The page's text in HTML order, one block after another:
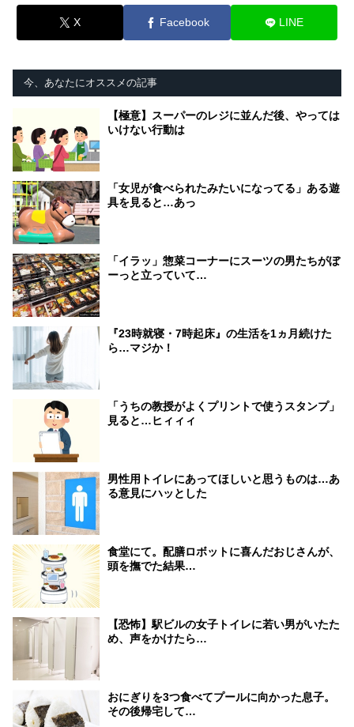
X Facebook LINE
今、あなたにオススメの記事
【極意】スーパーのレジに並んだ後、やっては
いけない行動は
「女児が食べられたみたいになってる」ある遊
具を見ると…あっ
「イラッ」惣菜コーナーにスーツの男たちがぼ
ーっと立っていて…
『23時就寝・7時起床』の生活を1ヵ月続けた
ら…マジか！
「うちの教授がよくプリントで使うスタンプ」
見ると…ヒィィィ
男性用トイレにあってほしいと思うものは…あ
る意見にハッとした
食堂にて。配膳ロボットに喜んだおじさんが、
頭を撫でた結果…
【恐怖】駅ビルの女子トイレに若い男がいたた
め、声をかけたら…
おにぎりを3つ食べてプールに向かった息子。
その後帰宅して…